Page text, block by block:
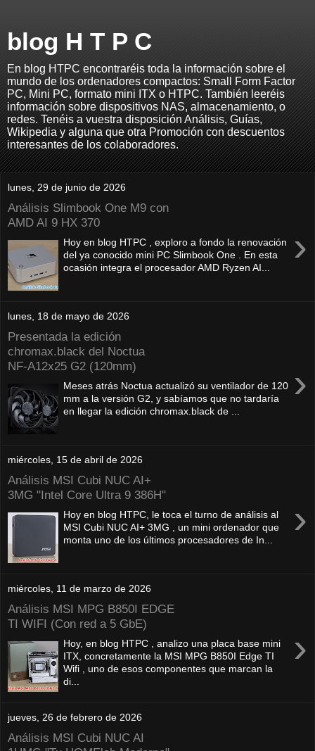
blog H T P C
En blog HTPC encontraréis toda la información sobre el
mundo de los ordenadores compactos: Small Form Factor
PC, Mini PC, formato mini ITX o HTPC. También leeréis
información sobre dispositivos NAS, almacenamiento, o
redes. Tenéis a vuestra disposición Análisis, Guías,
Wikipedia y alguna que otra Promoción con descuentos
interesantes de los colaboradores.
lunes, 29 de junio de 2026
Análisis Slimbook One M9 con
AMD AI 9 HX 370
›
Hoy en blog HTPC , exploro a fondo la renovación
del ya conocido mini PC Slimbook One . En esta
ocasión integra el procesador AMD Ryzen AI...
lunes, 18 de mayo de 2026
Presentada la edición
chromax.black del Noctua
NF‑A12x25 G2 (120mm)
›
Meses atrás Noctua actualizó su ventilador de 120
mm a la versión G2, y sabíamos que no tardaría
en llegar la edición chromax.black de ...
miércoles, 15 de abril de 2026
Análisis MSI Cubi NUC AI+
3MG "Intel Core Ultra 9 386H"
›
Hoy en blog HTPC, le toca el turno de análisis al
MSI Cubi NUC AI+ 3MG , un mini ordenador que
monta uno de los últimos procesadores de In...
miércoles, 11 de marzo de 2026
Análisis MSI MPG B850I EDGE
TI WIFI (Con red a 5 GbE)
›
Hoy, en blog HTPC , analizo una placa base mini
ITX, concretamente la MSI MPG B850I Edge TI
Wifi , uno de esos componentes que marcan la
di...
jueves, 26 de febrero de 2026
Análisis MSI Cubi NUC AI